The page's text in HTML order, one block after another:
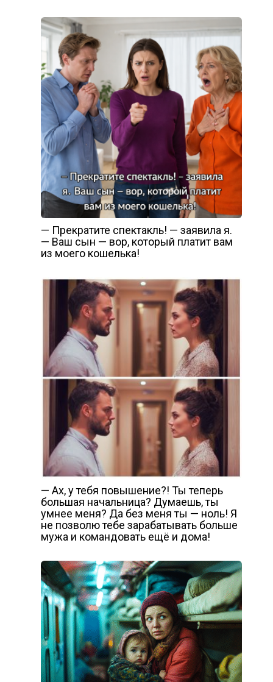
— Прекратите спектакль! — заявила я.
— Ваш сын — вор, который платит вам
из моего кошелька!
— Ах, у тебя повышение?! Ты теперь
большая начальница? Думаешь, ты
умнее меня? Да без меня ты — ноль! Я
не позволю тебе зарабатывать больше
мужа и командовать ещё и дома!